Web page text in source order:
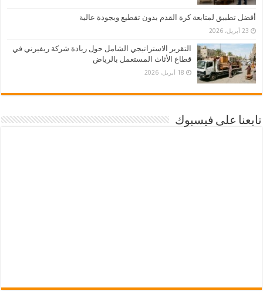
أفضل تطبيق لمتابعة كرة القدم بدون تقطيع وبجودة عالية
23 أبريل، 2026
التقرير الاستراتيجي الشامل حول ريادة شركة ريفيرني في
قطاع الأثاث المستعمل بالرياض
18 أبريل، 2026
تابعنا على فيسبوك